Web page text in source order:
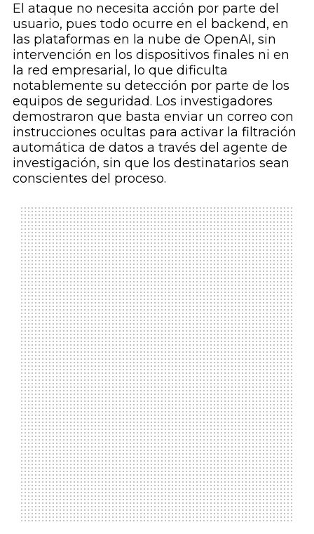
El ataque no necesita acción por parte del
usuario, pues todo ocurre en el backend, en
las plataformas en la nube de OpenAI, sin
intervención en los dispositivos finales ni en
la red empresarial, lo que dificulta
notablemente su detección por parte de los
equipos de seguridad. Los investigadores
demostraron que basta enviar un correo con
instrucciones ocultas para activar la filtración
automática de datos a través del agente de
investigación, sin que los destinatarios sean
conscientes del proceso.